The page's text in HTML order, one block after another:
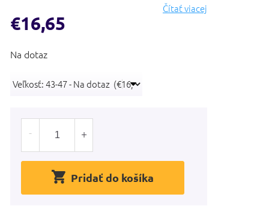
Čítať viacej
€16,65
cena:
Na dotaz
Pridať do košíka